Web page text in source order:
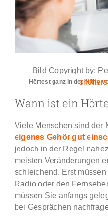
Bild Copyright by:
Hörtest ganz in der Nähe
Wann ist ein
Viele Menschen sind der
eigenes Gehör gut
jedoch in der Regel
meisten Veränderungen
schleichend. Erst
Radio oder den
müssen Sie anfangs
bei Gesprächen